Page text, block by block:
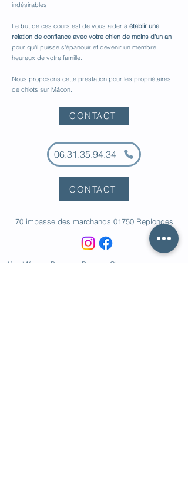
indésirables.
Le but de ces cours est de vous aider à établir une
relation de confiance avec votre chien de moins d'un an
pour qu'il puisse s'épanouir et devenir un membre
heureux de votre famille.
Nous proposons cette prestation pour les propriétaires
de chiots sur Mâcon.
CONTACT
06.31.35.94.34
CONTACT
70 impasse des marchands 01750 Replonges
Ain Mâcon Bourg en Bresse Cluny